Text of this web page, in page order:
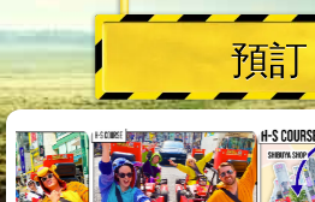
預訂